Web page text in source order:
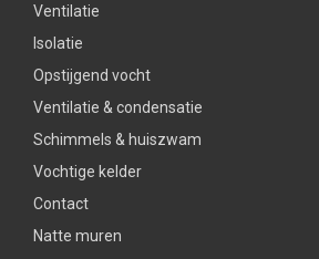
Ventilatie
Isolatie
Opstijgend vocht
Ventilatie & condensatie
Schimmels & huiszwam
Vochtige kelder
Contact
Natte muren